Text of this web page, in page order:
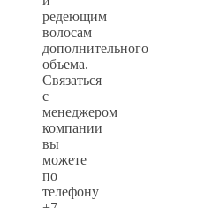
редеющим
волосам
дополнительного
объема.
Связаться
с
менеджером
компании
вы
можете
по
телефону